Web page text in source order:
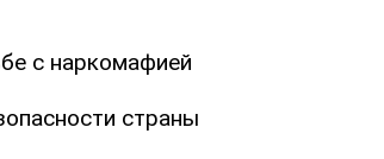
с наркомафией
страны